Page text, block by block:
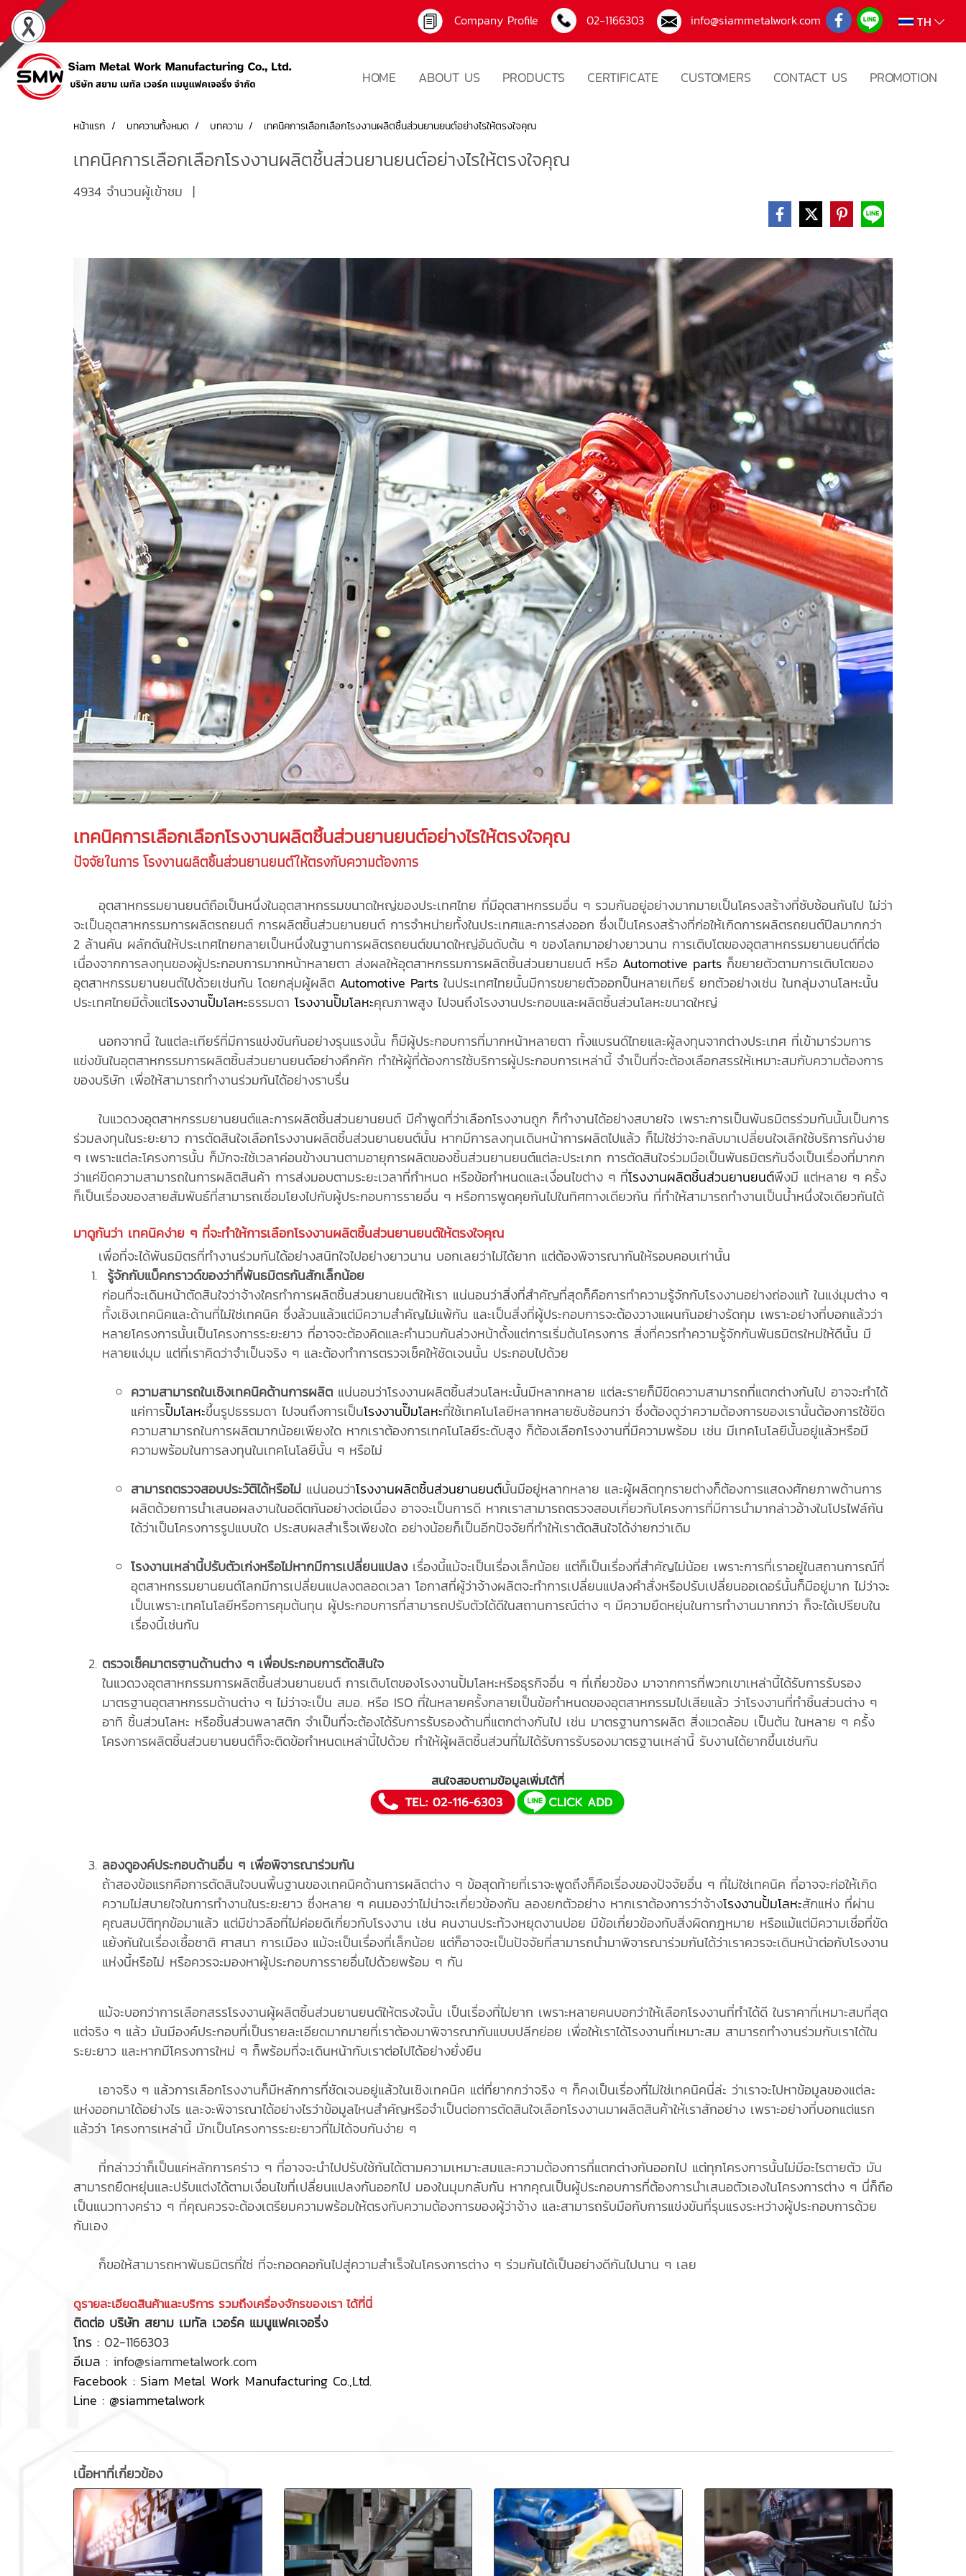
Company Profile 02-1166303 info@siammetalwork.com TH
HOME ABOUT US PRODUCTS CERTIFICATE CUSTOMERS CONTACT US PROMOTION
หน้าแรก บทความทั้งหมด บทความ เทคนิคการเลือกเลือกโรงงานผลิตชิ้นส่วนยานยนต์อย่างไรให้ตรงใจคุณ
เทคนิคการเลือกเลือกโรงงานผลิตชิ้นส่วนยานยนต์อย่างไรให้ตรงใจคุณ
4934 จำนวนผู้เข้าชม |
เทคนิคการเลือกเลือกโรงงานผลิตชิ้นส่วนยานยนต์อย่างไรให้ตรงใจคุณ
ปัจจัยในการโรงงานผลิตชิ้นส่วนยานยนต์ให้ตรงกับความต้องการ
อุตสาหกรรมยานยนต์ถือเป็นหนึ่งในอุตสาหกรรมขนาดใหญ่ของประเทศไทย ที่มีอุตสาหกรรมอื่น ๆ รวมกันอยู่อย่างมากมายเป็นโครงสร้างที่ซับซ้อนกันไป ไม่ว่า
จะเป็นอุตสาหกรรมการผลิตรถยนต์ การผลิตชิ้นส่วนยานยนต์ การจำหน่ายทั้งในประเทศและการส่งออก ซึ่งเป็นโครงสร้างที่ก่อให้เกิดการผลิตรถยนต์ปีลมากกว่า
2 ล้านคัน ผลักดันให้ประเทศไทยกลายเป็นหนึ่งในฐานการผลิตรถยนต์ขนาดใหญ่อันดับต้น ๆ ของโลกมาอย่างยาวนาน การเติบโตของอุตสาหกรรมยานยนต์ที่ต่อ
เนื่องจากการลงทุนของผู้ประกอบการมากหน้าหลายตา ส่งผลให้อุตสาหกรรมการผลิตชิ้นส่วนยานยนต์ หรือ Automotive parts ก็ขยายตัวตามการเติบโตของ
อุตสาหกรรมยานยนต์ไปด้วยเช่นกัน โดยกลุ่มผู้ผลิต Automotive Parts ในประเทศไทยนั้นมีการขยายตัวออกป็นหลายเทียร์ ยกตัวอย่างเช่น ในกลุ่มงานโลหะนั้น
ประเทศไทยมีตั้งแต่โรงงานปั๊มโลหะธรรมดา โรงงานปั๊มโลหะคุณภาพสูง ไปจนถึงโรงงานประกอบและผลิตชิ้นส่วนโลหะขนาดใหญ่
นอกจากนี้ ในแต่ละเทียร์ที่มีการแข่งขันกันอย่างรุนแรงนั้น ก็มีผู้ประกอบการที่มากหน้าหลายตา ทั้งแบรนด์ไทยและผู้ลงทุนจากต่างประเทศ ที่เข้ามาร่วมการ
แข่งขันในอุตสาหกรรมการผลิตชิ้นส่วนยานยนต์อย่างคึกคัก ทำให้ผู้ที่ต้องการใช้บริการผู้ประกอบการเหล่านี้ จำเป็นที่จะต้องเลือกสรรให้เหมาะสมกับความต้องการ
ของบริษัท เพื่อให้สามารถทำงานร่วมกันได้อย่างราบรื่น
ในแวดวงอุตสาหกรรมยานยนต์และการผลิตชิ้นส่วนยานยนต์ มีคำพูดที่ว่าเลือกโรงงานถูก ก็ทำงานได้อย่างสบายใจ เพราะการเป็นพันธมิตรร่วมกันนั้นเป็นการ
ร่วมลงทุนในระยะยาว การตัดสินใจเลือกโรงงานผลิตชิ้นส่วนยานยนต์นั้น หากมีการลงทุนเดินหน้าการผลิตไปแล้ว ก็ไม่ใช่ว่าจะกลับมาเปลี่ยนใจเลิกใช้บริการกันง่าย
ๆ เพราะแต่ละโครงการนั้น ก็มักจะใช้เวลาค่อนข้างนานตามอายุการผลิตของชิ้นส่วนยานยนต์แต่ละประเภท การตัดสินใจร่วมมือเป็นพันธมิตรกันจึงเป็นเรื่องที่มากก
ว่าแค่ขีดความสามารถในการผลิตสินค้า การส่งมอบตามระยะเวลาที่กำหนด หรือข้อกำหนดและเงื่อนไขต่าง ๆ ที่โรงงานผลิตชิ้นส่วนยานยนต์พึงมี แต่หลาย ๆ ครั้ง
ก็เป็นเรื่องของสายสัมพันธ์ที่สามารถเชื่อมโยงไปกับผู้ประกอบการรายอื่น ๆ หรือการพูดคุยกันไปในทิศทางเดียวกัน ที่ทำให้สามารถทำงานเป็นน้ำหนึ่งใจเดียวกันได้
มาดูกันว่า เทคนิคง่าย ๆ ที่จะทำให้การเลือกโรงงานผลิตชิ้นส่วนยานยนต์ให้ตรงใจคุณ
เพื่อที่จะได้พันธมิตรที่ทำงานร่วมกันได้อย่างสนิทใจไปอย่างยาวนาน บอกเลยว่าไม่ได้ยาก แต่ต้องพิจารณากันให้รอบคอบเท่านั้น
รู้จักกับแบ็คกราวด์ของว่าที่พันธมิตรกันสักเล็กน้อย
ก่อนที่จะเดินหน้าตัดสินใจว่าจ้างใครทำการผลิตชิ้นส่วนยานยนต์ให้เรา แน่นอนว่าสิ่งที่สำคัญที่สุดก็คือการทำความรู้จักกับโรงงานอย่างถ่องแท้ ในแง่มุมต่าง ๆ
ทั้งเชิงเทคนิคและด้านที่ไม่ใช่เทคนิค ซึ่งล้วนแล้วแต่มีความสำคัญไม่แพ้กัน และเป็นสิ่งที่ผู้ประกอบการจะต้องวางแผนกันอย่างรัดกุม เพราะอย่างที่บอกแล้วว่า
หลายโครงการนั้นเป็นโครงการระยะยาว ที่อาจจะต้องคิดและคำนวนกันล่วงหน้าตั้งแต่การเริ่มต้นโครงการ สิ่งที่ควรทำความรู้จักกันพันธมิตรใหม่ให้ดีนั้น มี
หลายแง่มุม แต่ที่เราคิดว่าจำเป็นจริง ๆ และต้องทำการตรวจเช็คให้ชัดเจนนั้น ประกอบไปด้วย
ความสามารถในเชิงเทคนิคด้านการผลิต แน่นอนว่าโรงงานผลิตชิ้นส่วนโลหะนั้นมีหลากหลาย แต่ละรายก็มีขีดความสามารถที่แตกต่างกันไป อาจจะทำได้
แค่การปั๊มโลหะขึ้นรูปธรรมดา ไปจนถึงการเป็นโรงงานปั๊มโลหะที่ใช้เทคโนโลยีหลากหลายซับซ้อนกว่า ซึ่งต้องดูว่าความต้องการของเรานั้นต้องการใช้ขีด
ความสามารถในการผลิตมากน้อยเพียงใด หากเราต้องการเทคโนโลยีระดับสูง ก็ต้องเลือกโรงงานที่มีความพร้อม เช่น มีเทคโนโลยีนั้นอยู่แล้วหรือมี
ความพร้อมในการลงทุนในเทคโนโลยีนั้น ๆ หรือไม่
สามารถตรวจสอบประวัติได้หรือไม่ แน่นอนว่าโรงงานผลิตชิ้นส่วนยานยนต์นั้นมีอยู่หลากหลาย และผู้ผลิตทุกรายต่างก็ต้องการแสดงศักยภาพด้านการ
ผลิตด้วยการนำเสนอผลงานในอดีตกันอย่างต่อเนื่อง อาจจะเป็นการดี หากเราสามารถตรวจสอบเกี่ยวกับโครงการที่มีการนำมากล่าวอ้างในโปรไฟล์กัน
ได้ว่าเป็นโครงการรูปแบบใด ประสบผลสำเร็จเพียงใด อย่างน้อยก็เป็นอีกปัจจัยที่ทำให้เราตัดสินใจได้ง่ายกว่าเดิม
โรงงานเหล่านี้ปรับตัวเก่งหรือไม่หากมีการเปลี่ยนแปลงเรื่องนี้แม้จะเป็นเรื่องเล็กน้อย แต่ก็เป็นเรื่องที่สำคัญไม่น้อย เพราะการที่เราอยู่ในสถานการณ์ที่
อุตสาหกรรมยานยนต์โลกมีการเปลี่ยนแปลงตลอดเวลา โอกาสที่ผู้ว่าจ้างผลิตจะทำการเปลี่ยนแปลงคำสั่งหรือปรับเปลี่ยนออเดอร์นั้นก็มีอยู่มาก ไม่ว่าจะ
เป็นเพราะเทคโนโลยีหรือการคุมต้นทุน ผู้ประกอบการที่สามารถปรับตัวได้ดีในสถานการณ์ต่าง ๆ มีความยืดหยุ่นในการทำงานมากกว่า ก็จะได้เปรียบใน
เรื่องนี้เช่นกัน
ตรวจเช็คมาตรฐานด้านต่าง ๆ เพื่อประกอบการตัดสินใจ
ในแวดวงอุตสาหกรรมการผลิตชิ้นส่วนยานยนต์ การเติบโตของโรงงานปั้มโลหะหรือธุรกิจอื่น ๆ ที่เกี่ยวข้อง มาจากการที่พวกเขาเหล่านี้ได้รับการรับรอง
มาตรฐานอุตสาหกรรมด้านต่าง ๆ ไม่ว่าจะเป็น สมอ. หรือ ISO ที่ในหลายครั้งกลายเป็นข้อกำหนดของอุตสาหกรรมไปเสียแล้ว ว่าโรงงานที่ทำชิ้นส่วนต่าง ๆ
อาทิ ชิ้นส่วนโลหะ หรือชิ้นส่วนพลาสติก จำเป็นที่จะต้องได้รับการรับรองด้านที่แตกต่างกันไป เช่น มาตรฐานการผลิต สิ่งแวดล้อม เป็นต้น ในหลาย ๆ ครั้ง
โครงการผลิตชิ้นส่วนยานยนต์ก็จะติดข้อกำหนดเหล่านี้ไปด้วย ทำให้ผู้ผลิตชิ้นส่วนที่ไม่ได้รับการรับรองมาตรฐานเหล่านี้ รับงานได้ยากขึ้นเช่นกัน
สนใจสอบถามข้อมูลเพิ่มได้ที่
ลองดูองค์ประกอบด้านอื่น ๆ เพื่อพิจารณาร่วมกัน
ถ้าสองข้อแรกคือการตัดสินใจบนพื้นฐานของเทคนิคด้านการผลิตต่าง ๆ ข้อสุดท้ายที่เราจะพูดถึงก็คือเรื่องของปัจจัยอื่น ๆ ที่ไม่ใช่เทคนิค ที่อาจจะก่อให้เกิด
ความไม่สบายใจในการทำงานในระยะยาว ซึ่งหลาย ๆ คนมองว่าไม่น่าจะเกี่ยวข้องกัน ลองยกตัวอย่าง หากเราต้องการว่าจ้างโรงงานปั้มโลหะสักแห่ง ที่ผ่าน
คุณสมบัติทุกข้อมาแล้ว แต่มีข่าวลือที่ไม่ค่อยดีเกี่ยวกับโรงงาน เช่น คนงานประท้วงหยุดงานบ่อย มีข้อเกี่ยวข้องกับสิ่งผิดกฎหมาย หรือแม้แต่มีความเชื่อที่ขัด
แย้งกันในเรื่องเชื้อชาติ ศาสนา การเมือง แม้จะเป็นเรื่องที่เล็กน้อย แต่ก็อาจจะเป็นปัจจัยที่สามารถนำมาพิจารณาร่วมกันได้ว่าเราควรจะเดินหน้าต่อกับโรงงาน
แห่งนี้หรือไม่ หรือควรจะมองหาผู้ประกอบการรายอื่นไปด้วยพร้อม ๆ กัน
แม้จะบอกว่าการเลือกสรรโรงงานผู้ผลิตชิ้นส่วนยานยนต์ให้ตรงใจนั้น เป็นเรื่องที่ไม่ยาก เพราะหลายคนบอกว่าให้เลือกโรงงานที่ทำได้ดี ในราคาที่เหมาะสมที่สุด
แต่จริง ๆ แล้ว มันมีองค์ประกอบที่เป็นรายละเอียดมากมายที่เราต้องมาพิจารณากันแบบปลีกย่อย เพื่อให้เราได้โรงงานที่เหมาะสม สามารถทำงานร่วมกับเราได้ใน
ระยะยาว และหากมีโครงการใหม่ ๆ ก็พร้อมที่จะเดินหน้ากับเราต่อไปได้อย่างยั่งยืน
เอาจริง ๆ แล้วการเลือกโรงงานก็มีหลักการที่ชัดเจนอยู่แล้วในเชิงเทคนิค แต่ที่ยากกว่าจริง ๆ ก็คงเป็นเรื่องที่ไม่ใช่เทคนิคนี่ล่ะ ว่าเราจะไปหาข้อมูลของแต่ละ
แห่งออกมาได้อย่างไร และจะพิจารณาได้อย่างไรว่าข้อมูลไหนสำคัญหรือจำเป็นต่อการตัดสินใจเลือกโรงงานมาผลิตสินค้าให้เราสักอย่าง เพราะอย่างที่บอกแต่แรก
แล้วว่า โครงการเหล่านี้ มักเป็นโครงการระยะยาวที่ไม่ได้จบกันง่าย ๆ
ที่กล่าวว่าก็เป็นแค่หลักการคร่าว ๆ ที่อาจจะนำไปปรับใช้กันได้ตามความเหมาะสมและความต้องการที่แตกต่างกันออกไป แต่ทุกโครงการนั้นไม่มีอะไรตายตัว มัน
สามารถยืดหยุ่นและปรับแต่งได้ตามเงื่อนไขที่เปลี่ยนแปลงกันออกไป มองในมุมกลับกัน หากคุณเป็นผู้ประกอบการที่ต้องการนำเสนอตัวเองในโครงการต่าง ๆ นี่ก็ถือ
เป็นแนวทางคร่าว ๆ ที่คุณควรจะต้องเตรียมความพร้อมให้ตรงกับความต้องการของผู้ว่าจ้าง และสามารถรับมือกับการแข่งขันที่รุนแรงระหว่างผู้ประกอบการด้วย
กันเอง
ก็ขอให้สามารถหาพันธมิตรที่ใช่ ที่จะกอดคอกันไปสู่ความสำเร็จในโครงการต่าง ๆ ร่วมกันได้เป็นอย่างดีกันไปนาน ๆ เลย
ดูรายละเอียดสินค้าและบริการ รวมถึงเครื่องจักรของเรา ได้ที่นี่
ติดต่อ บริษัท สยาม เมทัล เวอร์ค แมนูแฟคเจอริ่ง
โทร : 02-1166303
อีเมล : info@siammetalwork.com
Facebook : Siam Metal Work Manufacturing Co.,Ltd.
Line : @siammetalwork
เนื้อหาที่เกี่ยวข้อง